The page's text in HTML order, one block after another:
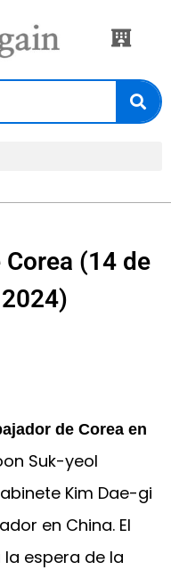
(14 de
de Corea en
Suk-yeol
Kim Dae-gi
en China. El
espera de la